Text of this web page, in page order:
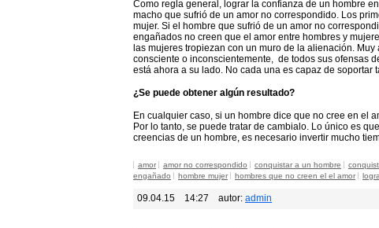
Como regla general, lograr la confianza de un hombre
macho que sufrió de un amor no correspondido. Los
mujer. Si el hombre que sufrió de un amor no
engañados no creen que el amor entre hombres y
las mujeres tropiezan con un muro de la alienación.
consciente o inconscientemente, de todos sus ofensas
está ahora a su lado. No cada una es capaz de soportar
¿Se puede obtener algún resultado?
En cualquier caso, si un hombre dice que no cree en el
Por lo tanto, se puede tratar de cambialo. Lo único es
creencias de un hombre, es necesario invertir mucho
amor amor no correspondido conquistar a un hombre
engañado
hombre mujer hombres que no creen el el amor
09.04.15 14:27 autor: admin